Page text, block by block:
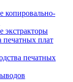
копировально-
экстракторы
печатных плат
печатных